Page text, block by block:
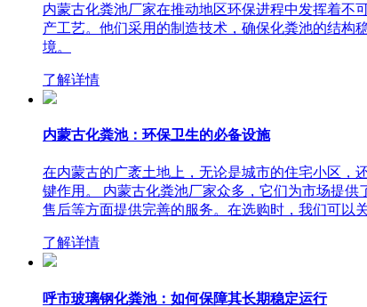
内蒙古化粪池厂家在推动地区环保进程中发挥着不
产工艺。他们采用的制造技术，确保化粪池的结构
境。
了解详情
内蒙古化粪池：环保卫生的必备设施
在内蒙古的广袤土地上，无论是城市的住宅小区，
键作用。 内蒙古化粪池厂家众多，它们为市场提
售后等方面提供完善的服务。在选购时，我们可以
了解详情
呼市玻璃钢化粪池：如何保障其长期稳定运行